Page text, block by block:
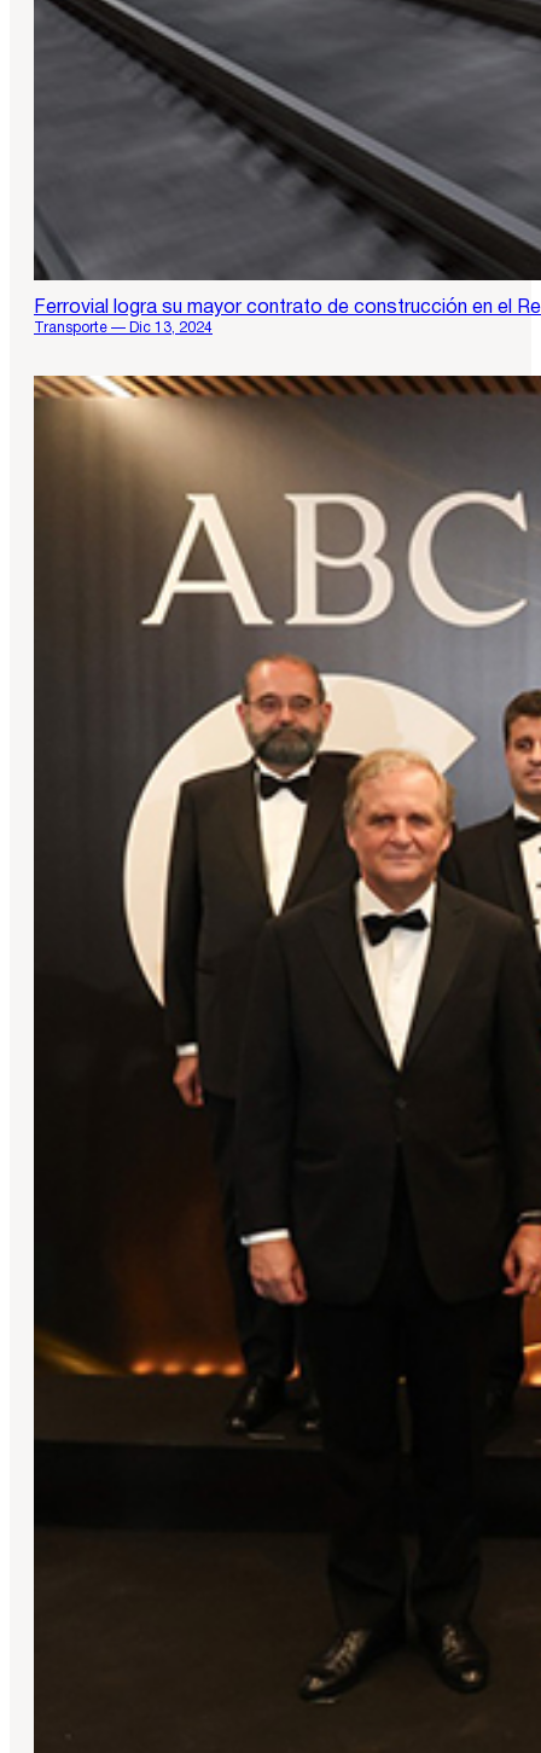
Ferrovial logra su mayor contrato de construcción en el
Transporte — Dic 13, 2024